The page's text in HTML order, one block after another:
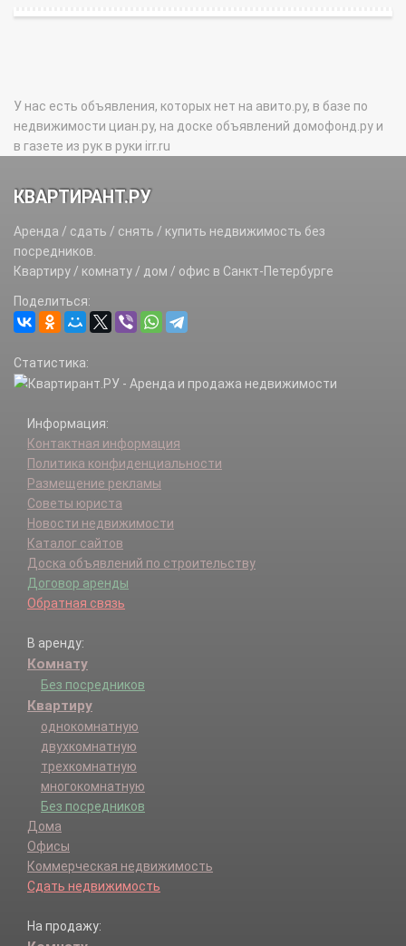
У нас есть объявления, которых нет на авито.ру, в базе по
недвижимости циан.ру, на доске объявлений домофонд.ру и
в газете из рук в руки irr.ru
КВАРТИРАНТ.РУ
Аренда / сдать / снять / купить недвижимость без
посредников.
Квартиру / комнату / дом / офис в Санкт-Петербурге
Поделиться:
Статистика:
Информация:
Контактная информация
Политика конфиденциальности
Размещение рекламы
Советы юриста
Новости недвижимости
Каталог сайтов
Доска объявлений по строительству
Договор аренды
Обратная связь
В аренду:
Комнату
Без посредников
Квартиру
однокомнатную
двухкомнатную
трехкомнатную
многокомнатную
Без посредников
Дома
Офисы
Коммерческая недвижимость
Сдать недвижимость
На продажу: